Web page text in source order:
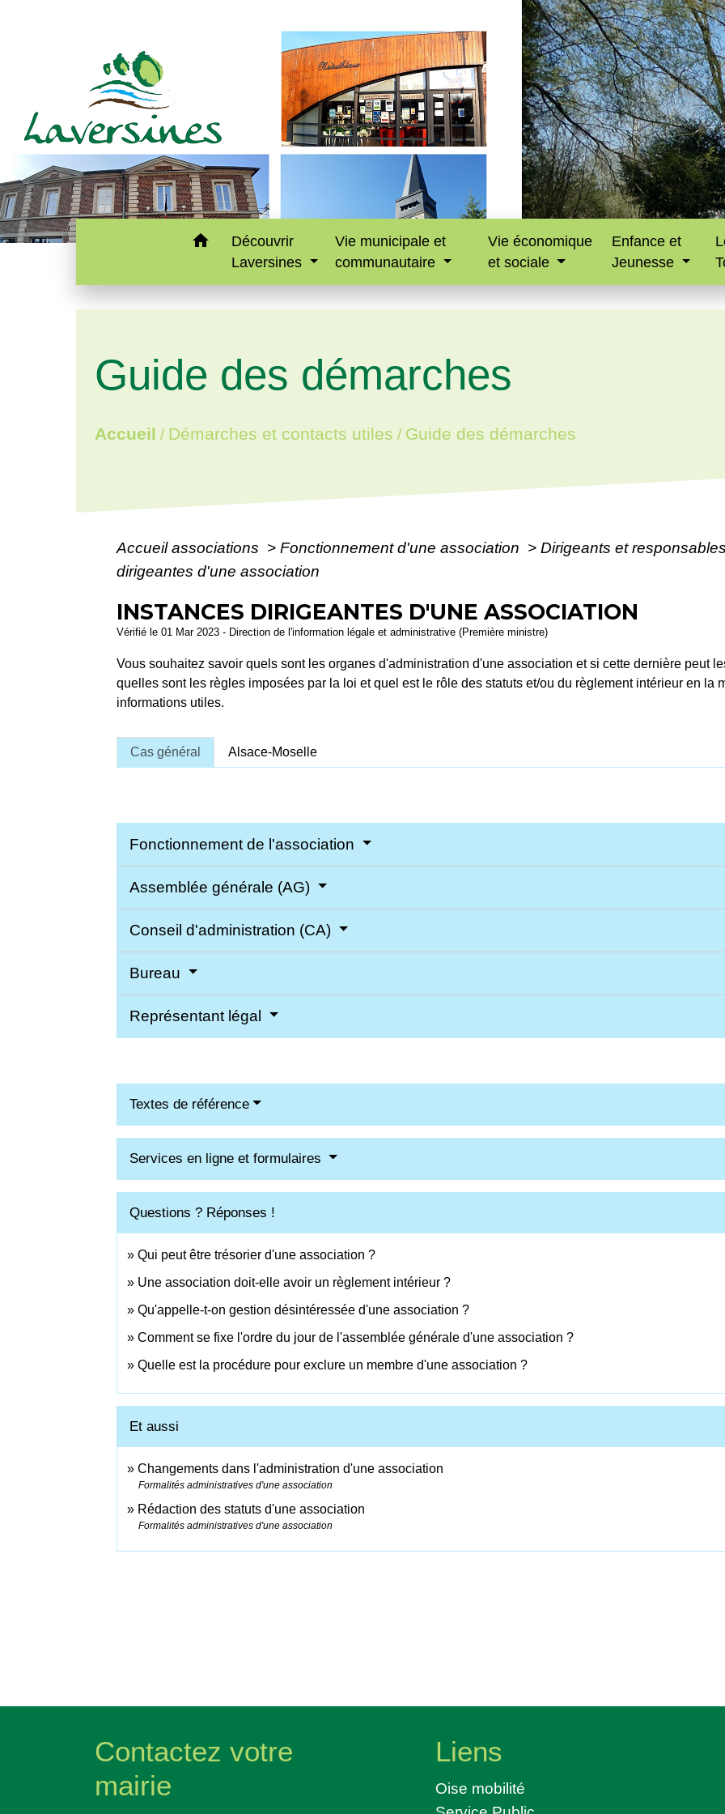
home
Découvrir
Laversines
Vie municipale et
communautaire
Vie économique
et sociale
Enfance et
Jeunesse
Guide des démarches
Accueil / Démarches et contacts utiles / Guide des démarches
Accueil associations > Fonctionnement d'une association > Dirigeants et
dirigeantes d'une association
INSTANCES DIRIGEANTES D'UNE ASSOCIATION
Vérifié le 01 Mar 2023 - Direction de l'information légale et administrative (Première ministre)
Vous souhaitez savoir quels sont les organes d'administration d'une association et si cette dernière peut
quelles sont les règles imposées par la loi et quel est le rôle des statuts et/ou du règlement intérieur en la
informations utiles.
Cas général Alsace-Moselle
Fonctionnement de l'association
Assemblée générale (AG)
Conseil d'administration (CA)
Bureau
Représentant légal
Textes de référence
Services en ligne et formulaires
Questions ? Réponses !
Qui peut être trésorier d'une association ?
Une association doit-elle avoir un règlement intérieur ?
Qu'appelle-t-on gestion désintéressée d'une association ?
Comment se fixe l'ordre du jour de l'assemblée générale d'une association ?
Quelle est la procédure pour exclure un membre d'une association ?
Et aussi
Changements dans l'administration d'une association
Formalités administratives d'une association
Rédaction des statuts d'une association
Formalités administratives d'une association
Contactez votre
mairie
Liens
Oise mobilité